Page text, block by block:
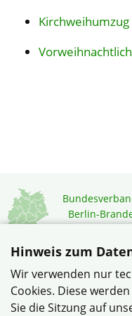
Berlin-
Sachsen-
Hinweis zum
Wir verwenden nur
Cookies. Diese
Sie die Sitzung auf